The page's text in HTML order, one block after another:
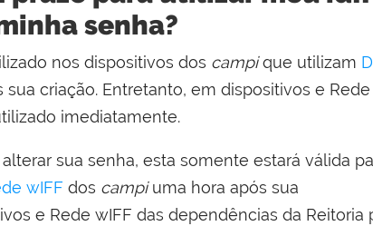
senha?
nos dispositivos dos campique utilizam
sua criação. Entretanto, em dispositivos e
imediatamente.
sua senha, esta somente estará válida
wIFF dos campiuma hora após sua
e Rede wIFF das dependências da Reitoria